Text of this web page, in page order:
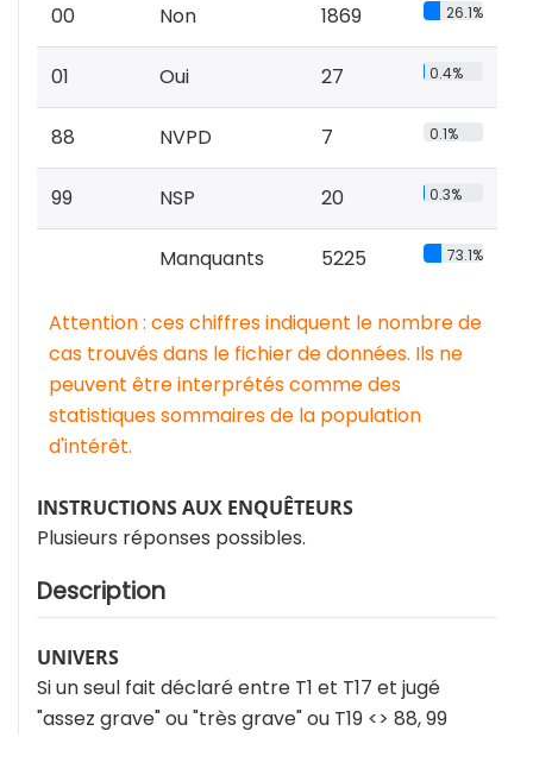
00 Non 1869 26.1%
01 Oui 27 0.4%
88 NVPD 7 0.1%
99 NSP 20 0.3%
Manquants 5225 73.1%
Attention : ces chiffres indiquent le nombre de
cas trouvés dans le fichier de données. Ils ne
peuvent être interprétés comme des
statistiques sommaires de la population
d'intérêt.
INSTRUCTIONS AUX ENQUÊTEURS
Plusieurs réponses possibles.
Description
UNIVERS
Si un seul fait déclaré entre T1 et T17 et jugé
"assez grave" ou "très grave" ou T19 <> 88, 99